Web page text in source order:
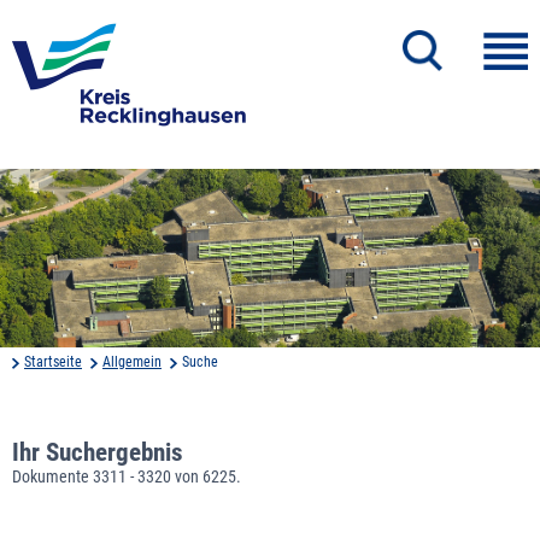
Startseite Allgemein Suche
Ihr Suchergebnis
Dokumente 3311 - 3320 von 6225.